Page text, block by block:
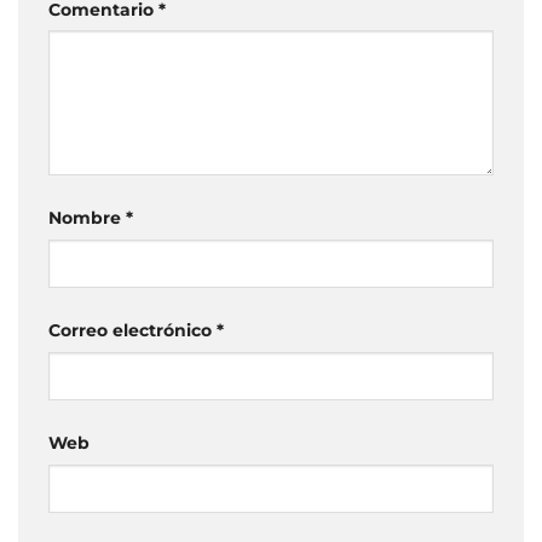
Comentario *
Nombre *
Correo electrónico *
Web